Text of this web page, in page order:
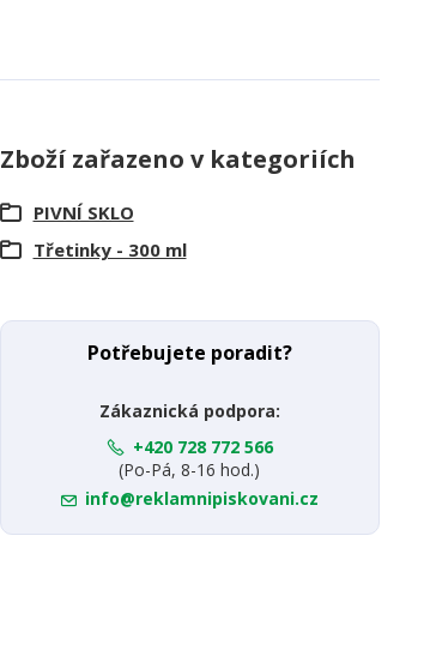
Zboží zařazeno v kategoriích
PIVNÍ SKLO
Třetinky - 300 ml
Potřebujete poradit?
Zákaznická podpora:
+420 728 772 566
(Po-Pá, 8-16 hod.)
info@reklamnipiskovani.cz